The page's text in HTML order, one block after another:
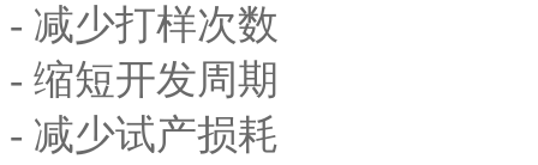
- 减少打样次数
- 缩短开发周期
- 减少试产损耗